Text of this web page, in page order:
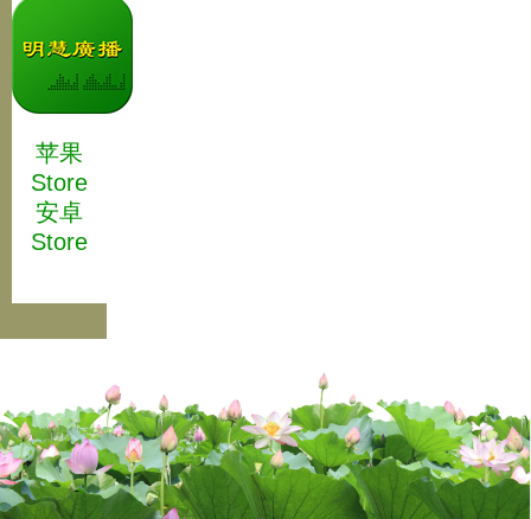
苹果
Store
安卓
Store